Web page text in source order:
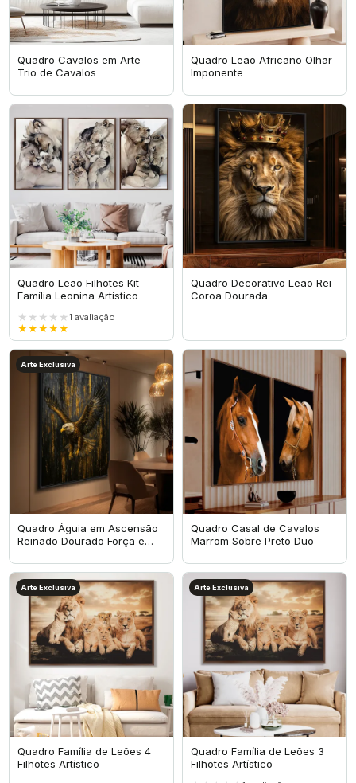
Quadro Cavalos em Arte -
Trio de Cavalos
Quadro Leão Africano Olhar
Imponente
Quadro Leão Filhotes Kit
Família Leonina Artístico
★★★★★
★★★★★
1 avaliação
Quadro Decorativo Leão Rei
Coroa Dourada
Arte Exclusiva
Quadro Águia em Ascensão
Reinado Dourado Força e
Quadro Casal de Cavalos
Marrom Sobre Preto Duo
Arte Exclusiva
Quadro Família de Leões 4
Filhotes Artístico
Arte Exclusiva
Quadro Família de Leões 3
Filhotes Artístico